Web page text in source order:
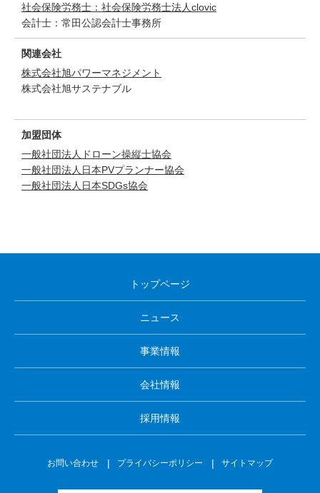
社会保険労務士：社会保険労務士法人clovic
会計士：常田公認会計士事務所
関連会社
株式会社旭パワーマネジメント
株式会社旭サステナブル
加盟団体
一般社団法人ドローン操縦士協会
一般社団法人日本PVプランナー協会
一般社団法人日本SDGs協会
トップページ
ニュース
事業情報
会社情報
採用情報
お問い合わせ プライバシーポリシー サイトマップ